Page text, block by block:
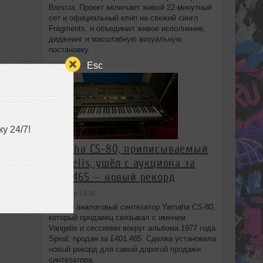
Esc
24/7!
Brescia. Проект включает живой 22‑минутный
сет и официальный клип на свежий сингл
Fragments, и объединил живое исполнение,
диджеинг и масштабную визуальную
постановку.
Yamaha CS-80, приписываемый
Vangelis, ушёл с аукциона за
£401,465 — новый рекорд
сегодня в 14:35
Редкий аналоговый синтезатор Yamaha CS-80,
который продавец связывал с именем
Vangelis и сессиями вокруг альбома 1977 года
Spiral, продан за £401,465. Сделка установила
новый рекорд для самой дорогой продажи
синтезатора.